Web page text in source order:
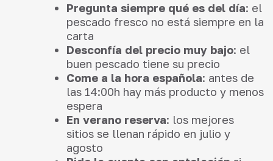
Pregunta siempre qué es del día: el
pescado fresco no está siempre en la
carta
Desconfía del precio muy bajo: el
buen pescado tiene su precio
Come a la hora española: antes de
las 14:00h hay más producto y menos
espera
En verano reserva: los mejores
sitios se llenan rápido en julio y
agosto